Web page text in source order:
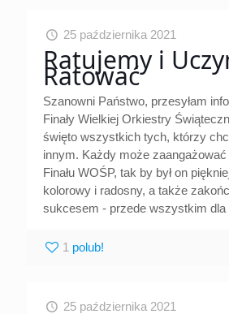
25 października 2021
Ratujemy i
Ratować
Szanowni Państwo, przesyłam
Finały Wielkiej Orkiestry
święto wszystkich tych, którzy
innym. Każdy może
Finału WOŚP, tak by był on
kolorowy i radosny, a także
sukcesem - przede wszystkim dla
1
25 października 2021